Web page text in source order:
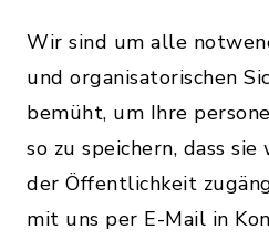
Wir sind um alle
und organisatorischen
bemüht, um Ihre
so zu speichern, dass
der Öffentlichkeit
mit uns per E-Mail in